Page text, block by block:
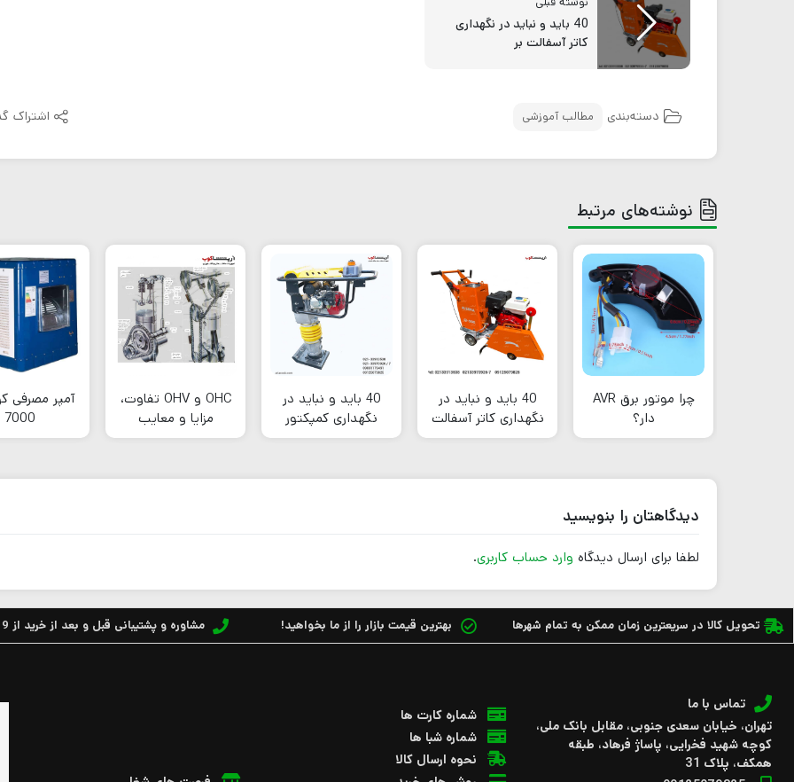
40 باید و نباید در نگهداری
کاتر آسفالت بر
دسته‌بندی مطالب آموزشی اشتراک
نوشته‌های مرتبط
چرا موتور برق AVR
دار؟
40 باید و نباید در
نگهداری کاتر آسفالت
بر
40 باید و نباید در
نگهداری کمپکتور
قورباغه‌ای
OHC و OHV تفاوت،
مزایا و معایب
آمپر مصرفی
7000
دیدگاهتان را بنویسید
لطفا برای ارسال دیدگاه وارد حساب کاربری.
تحویل کالا در سریعترین زمان ممکن به تمام شهرها بهترین قیمت بازار را از ما بخواهید! مشاوره و پشتیبانی قبل و بعد از خرید از 9 الی 17
تماس با ما
تهران، خیابان سعدی جنوبی، مقابل بانک ملی،
کوچه شهید فخرایی، پاساژ فرهاد، طبقه
همکف، پلاک 31
شماره کارت ها
شماره شبا ها
نحوه ارسال کالا